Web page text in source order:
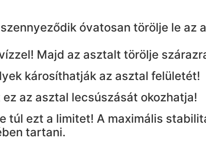
óvatosan törölje le az
Majd az asztalt törölje
károsíthatják az asztal felületét!
az asztal lecsúszását okozhatja!
túl ezt a limitet! A maximális
tartani.